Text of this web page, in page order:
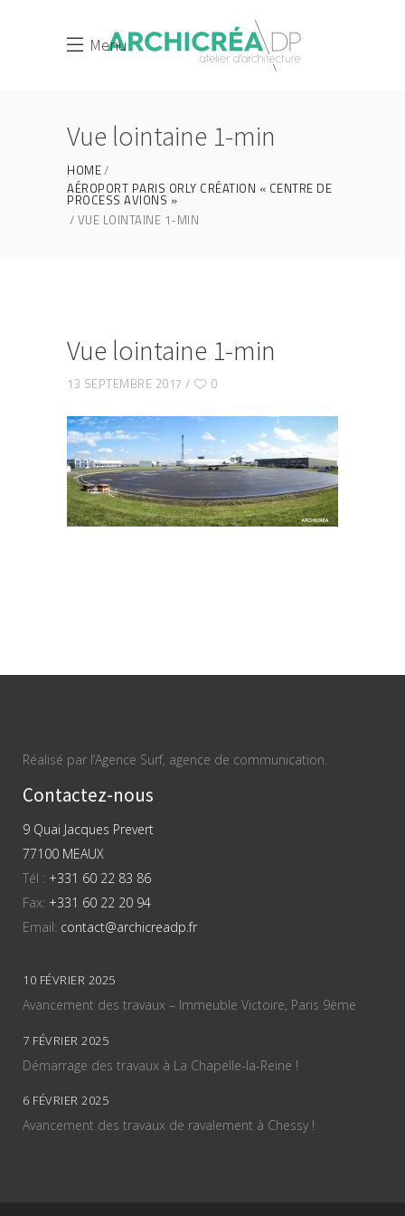
Menu
Vue lointaine 1-min
HOME
AÉROPORT PARIS ORLY CRÉATION « CENTRE DE
PROCESS AVIONS »
VUE LOINTAINE 1-MIN
Vue lointaine 1-min
13 SEPTEMBRE 2017 0
Réalisé par l’Agence Surf, agence de communication.
Contactez-nous
9 Quai Jacques Prevert
77100 MEAUX
Tél : +331 60 22 83 86
Fax: +331 60 22 20 94
Email: contact@archicreadp.fr
10 FÉVRIER 2025
Avancement des travaux – Immeuble Victoire, Paris 9ème
7 FÉVRIER 2025
Démarrage des travaux à La Chapelle-la-Reine !
6 FÉVRIER 2025
Avancement des travaux de ravalement à Chessy !